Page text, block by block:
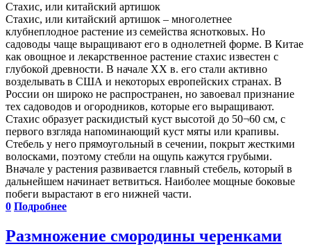
Стахис, или китайский артишок
Стахис, или китайский артишок – многолетнее
клубнеплодное растение из семейства яснотковых. Но
садоводы чаще выращивают его в однолетней форме. В Китае
как овощное и лекарственное растение стахис известен с
глубокой древности. В начале ХХ в. его стали активно
возделывать в США и некоторых европейских странах. В
России он широко не распространен, но завоевал признание
тех садоводов и огородников, которые его выращивают.
Стахис образует раскидистый куст высотой до 50¬60 см, с
первого взгляда напоминающий куст мяты или крапивы.
Стебель у него прямоугольный в сечении, покрыт жесткими
волосками, поэтому стебли на ощупь кажутся грубыми.
Вначале у растения развивается главный стебель, который в
дальнейшем начинает ветвиться. Наиболее мощные боковые
побеги вырастают в его нижней части.
0 Подробнее
Размножение смородины черенками